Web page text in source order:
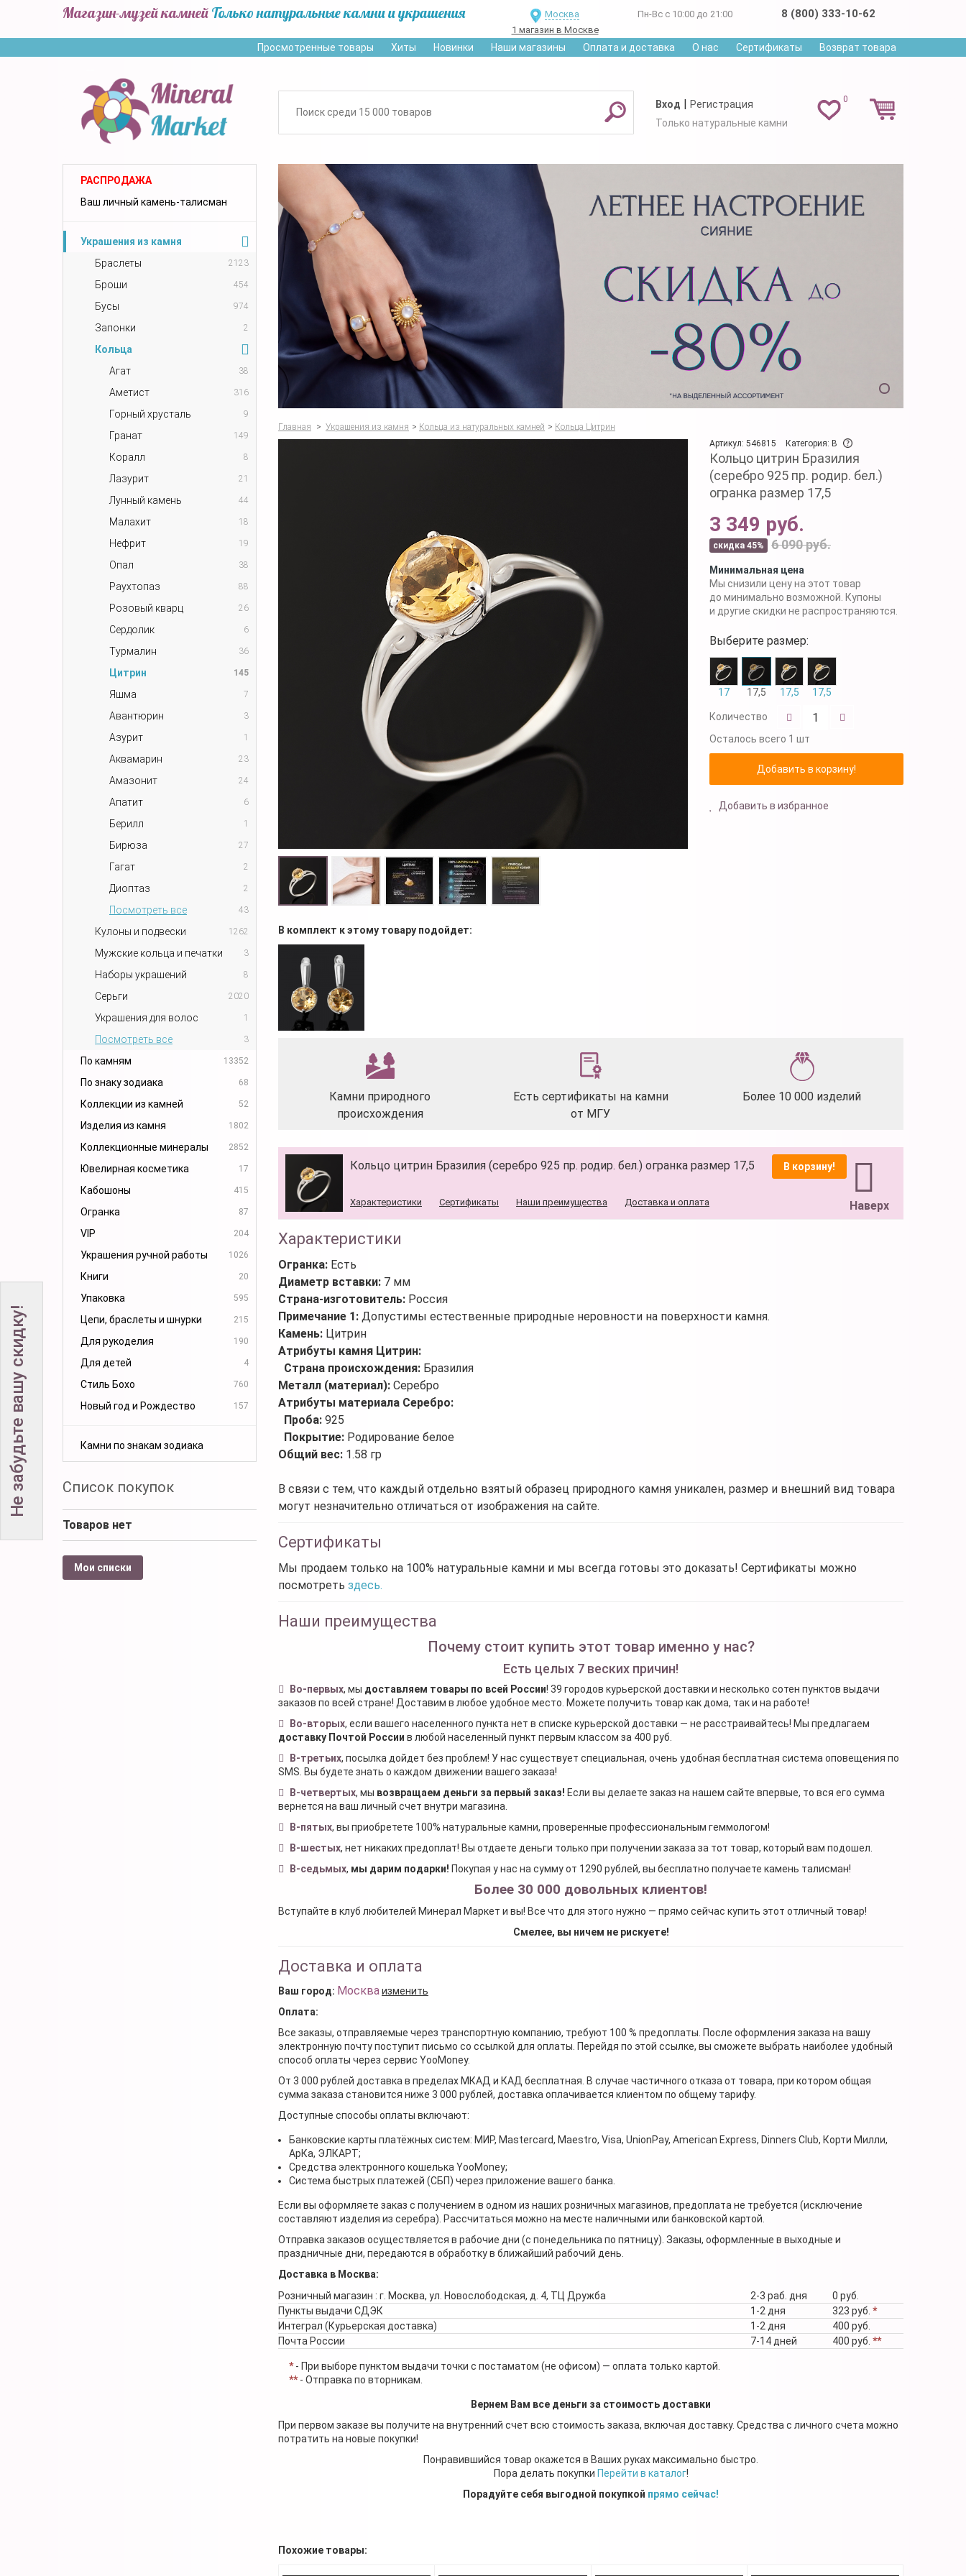
Магазин-музей камней Только натуральные камни и украшения
Москва
1 магазин в Москве
Пн-Вс с 10:00 до 21:00 8 (800) 333-10-62
Просмотренные товары Хиты Новинки Наши магазины Оплата и доставка О нас Сертификаты Возврат товара
0
Вход | Регистрация
Только натуральные камни
РАСПРОДАЖА
Ваш личный камень-талисман
Украшения из камня
Браслеты
2123
Броши 454
Бусы 974
Запонки 2
Кольца
Агат
38
Аметист 316
Горный хрусталь 9
Гранат 149
Коралл 8
Лазурит 21
Лунный камень 44
Малахит 18
Нефрит 19
Опал 38
Раухтопаз 88
Розовый кварц 26
Сердолик 6
Турмалин 36
Цитрин 145
Яшма 7
Авантюрин 3
Азурит 1
Аквамарин 23
Амазонит 24
Апатит 6
Берилл 1
Бирюза 27
Гагат 2
Диоптаз 2
Посмотреть все 43
Кулоны и подвески 1262
Мужские кольца и печатки 3
Наборы украшений 8
Серьги 2020
Украшения для волос 1
Посмотреть все 3
По камням 13352
По знаку зодиака 68
Коллекции из камней 52
Изделия из камня 1802
Коллекционные минералы 2852
Ювелирная косметика 17
Кабошоны 415
Огранка 87
VIP 204
Украшения ручной работы 1026
Книги 20
Упаковка 595
Цепи, браслеты и шнурки 215
Для рукоделия 190
Для детей 4
Стиль Бохо 760
Новый год и Рождество 157
Камни по знакам зодиака
Список покупок
Товаров нет
Мои списки
Главная > Украшения из камня > Кольца из натуральных камней > Кольца Цитрин
Артикул: 546815
Категория: B
Кольцо цитрин Бразилия
(серебро 925 пр. родир. бел.)
огранка размер 17,5
3 349 руб.
скидка 45% 6 090 руб.
Минимальная цена
Мы снизили цену на этот товар
до минимально возможной. Купоны
и другие скидки не распространяются.
Выберите размер:
17 17,5 17,5 17,5
Количество
Осталось всего 1 шт
Добавить в избранное
В комплект к этому товару подойдет:
Камни природного
происхождения
Есть сертификаты на камни
от МГУ
Более 10 000 изделий
Кольцо цитрин Бразилия (серебро 925 пр. родир. бел.) огранка размер 17,5 В корзину!
Наверх
Характеристики Сертификаты Наши преимущества Доставка и оплата
Характеристики
Огранка: Есть
Диаметр вставки: 7 мм
Страна-изготовитель: Россия
Примечание 1: Допустимы естественные природные неровности на поверхности камня.
Камень: Цитрин
Атрибуты камня Цитрин:
Страна происхождения: Бразилия
Металл (материал): Серебро
Атрибуты материала Серебро:
Проба: 925
Покрытие: Родирование белое
Общий вес: 1.58 гр
В связи с тем, что каждый отдельно взятый образец природного камня уникален, размер и внешний вид товара
могут незначительно отличаться от изображения на сайте.
Сертификаты
Мы продаем только на 100% натуральные камни и мы всегда готовы это доказать! Сертификаты можно
посмотреть здесь.
Наши преимущества
Почему стоит купить этот товар именно у нас?
Есть целых 7 веских причин!
Во-первых, мы доставляем товары по всей России! 39 городов курьерской доставки и несколько сотен пунктов выдачи
заказов по всей стране! Доставим в любое удобное место. Можете получить товар как дома, так и на работе!
Во-вторых, если вашего населенного пункта нет в списке курьерской доставки — не расстраивайтесь! Мы предлагаем
доставку Почтой России в любой населенный пункт первым классом за 400 руб.
В-третьих, посылка дойдет без проблем! У нас существует специальная, очень удобная бесплатная система оповещения по
SMS. Вы будете знать о каждом движении вашего заказа!
В-четвертых, мы возвращаем деньги за первый заказ! Если вы делаете заказ на нашем сайте впервые, то вся его сумма
вернется на ваш личный счет внутри магазина.
В-пятых, вы приобретете 100% натуральные камни, проверенные профессиональным геммологом!
В-шестых, нет никаких предоплат! Вы отдаете деньги только при получении заказа за тот товар, который вам подошел.
В-седьмых, мы дарим подарки! Покупая у нас на сумму от 1290 рублей, вы бесплатно получаете камень талисман!
Более 30 000 довольных клиентов!
Вступайте в клуб любителей Минерал Маркет и вы! Все что для этого нужно — прямо сейчас купить этот отличный товар!
Смелее, вы ничем не рискуете!
Доставка и оплата
Ваш город: Москваизменить
Оплата:
Все заказы, отправляемые через транспортную компанию, требуют 100 % предоплаты. После оформления заказа на вашу
электронную почту поступит письмо со ссылкой для оплаты. Перейдя по этой ссылке, вы сможете выбрать наиболее удобный
способ оплаты через сервис YooMoney.
От 3 000 рублей доставка в пределах МКАД и КАД бесплатная. В случае частичного отказа от товара, при котором общая
сумма заказа становится ниже 3 000 рублей, доставка оплачивается клиентом по общему тарифу.
Доступные способы оплаты включают:
Банковские карты платёжных систем: МИР, Mastercard, Maestro, Visa, UnionPay, American Express, Dinners Club, Корти Милли,
АрКа, ЭЛКАРТ;
Средства электронного кошелька YooMoney;
Система быстрых платежей (СБП) через приложение вашего банка.
Если вы оформляете заказ с получением в одном из наших розничных магазинов, предоплата не требуется (исключение
составляют изделия из серебра). Рассчитаться можно на месте наличными или банковской картой.
Отправка заказов осуществляется в рабочие дни (с понедельника по пятницу). Заказы, оформленные в выходные и
праздничные дни, передаются в обработку в ближайший рабочий день.
Доставка в Москва:
Розничный магазин : г. Москва, ул. Новослободская, д. 4, ТЦ Дружба
2-3 раб. дня
0 руб.
Пункты выдачи СДЭК
1-2 дня 323 руб. *
Интеграл (Курьерская доставка)
1-2 дня
400 руб.
Почта России
7-14 дней 400 руб. **
*- При выборе пунктом выдачи точки с постаматом (не офисом) — оплата только картой.
**- Отправка по вторникам.
Вернем Вам все деньги за стоимость доставки
При первом заказе вы получите на внутренний счет всю стоимость заказа, включая доставку. Средства с личного счета можно
потратить на новые покупки!
Понравившийся товар окажется в Ваших руках максимально быстро.
Пора делать покупки Перейти в каталог!
Порадуйте себя выгодной покупкой прямо сейчас!
Похожие товары:
Не забудьте вашу скидку!